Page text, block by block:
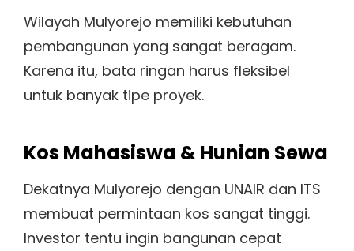
Wilayah Mulyorejo memiliki kebutuhan
pembangunan yang sangat beragam.
Karena itu, bata ringan harus fleksibel
untuk banyak tipe proyek.
Kos Mahasiswa & Hunian Sewa
Dekatnya Mulyorejo dengan UNAIR dan ITS
membuat permintaan kos sangat tinggi.
Investor tentu ingin bangunan cepat